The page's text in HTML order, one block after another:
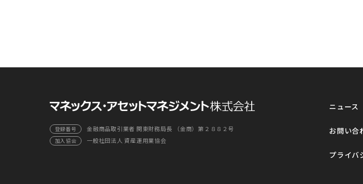
登録番号 金融商品取引業者 関東財務局長 （金商）第２８８２号
加入協会 一般社団法人 資産運用業協会
ニュース
お問い合
プライバ